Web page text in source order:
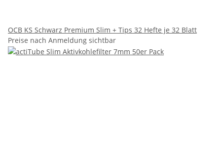
OCB KS Schwarz Premium Slim + Tips 32 Hefte je 32 Blatt
Preise nach Anmeldung sichtbar